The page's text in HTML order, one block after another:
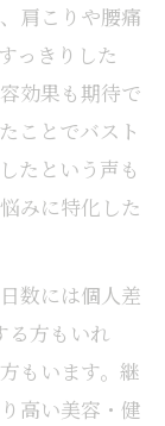
肩こりや腰痛
っきりした
効果も期待で
ことでバスト
たという声も
みに特化した
数には個人差
る方もいれ
もいます。継
高い美容・健